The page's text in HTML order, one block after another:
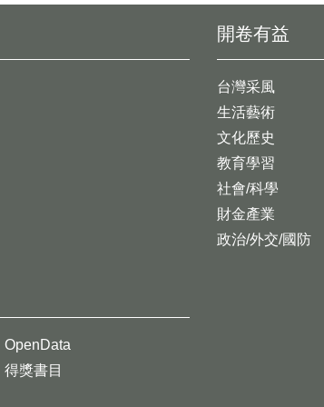
開卷有益
台灣采風
生活藝術
文化歷史
教育學習
社會/科學
財金產業
政治/外交/國防
OpenData
得獎書目